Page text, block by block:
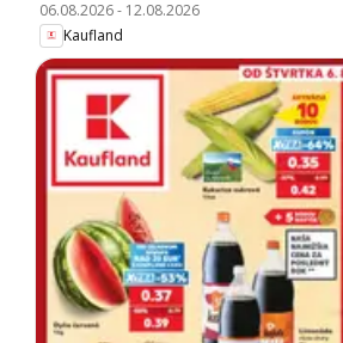
06.08.2026- 12.08.2026
Kaufland